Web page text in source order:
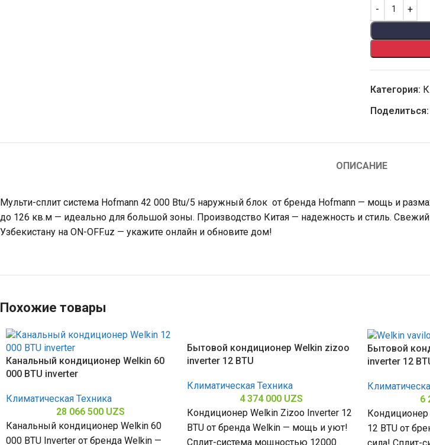
Категория:
Поделиться:
ОПИСАНИЕ
Мульти-сплит система Hofmann 42 000 Btu/5 наружный блок от бренда Hofmann — мощь и
до 126 кв.м — идеально для большой зоны. Производство Китая — надежность и стиль.
Узбекистану на ON-OFF.uz — укажите онлайн и обновите дом!
Похожие товары
Канальный кондиционер Welkin 60
000 BTU inverter
Климатическая Техника
28 066 500 UZS
Канальный кондиционер Welkin 60
000 BTU Inverter от бренда Welkin —
Бытовой кондиционер Welkin zizoo
inverter 12 BTU
Климатическая Техника
4 374 000 UZS
Кондиционер Welkin Zizoo Inverter 12
BTU от бренда Welkin — мощь и уют!
Сплит-система мощностью 12000
Бытовой
inverter 12
6
Кондиционер
12 BTU от